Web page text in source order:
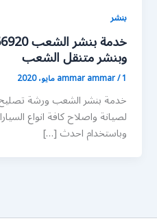
بنشر
وبنشر متنقل الشعب
ammar ammar/1 مايو، 2020
خدمة بنشر الشعب ورشة
لصيانة واصلاح كافة انواع
وباستخدام احدث […]